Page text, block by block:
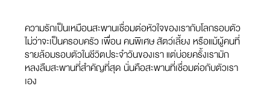
ความรักเป็นเหมือนสะพานเชื่อมต่อหัวใจของเรากับโลกรอบตัว
ไม่ว่าจะเป็นครอบครัว เพื่อน คนพิเศษ สัตว์เลี้ยง หรือแม้ผู้คนที่
รายล้อมรอบตัวในชีวิตประจำวันของเรา แต่บ่อยครั้งเรามัก
หลงลืมสะพานที่สำคัญที่สุด นั่นคือสะพานที่เชื่อมต่อกับตัวเรา
เอง